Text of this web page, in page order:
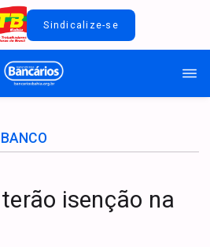
Sindicalize-se
isenção na